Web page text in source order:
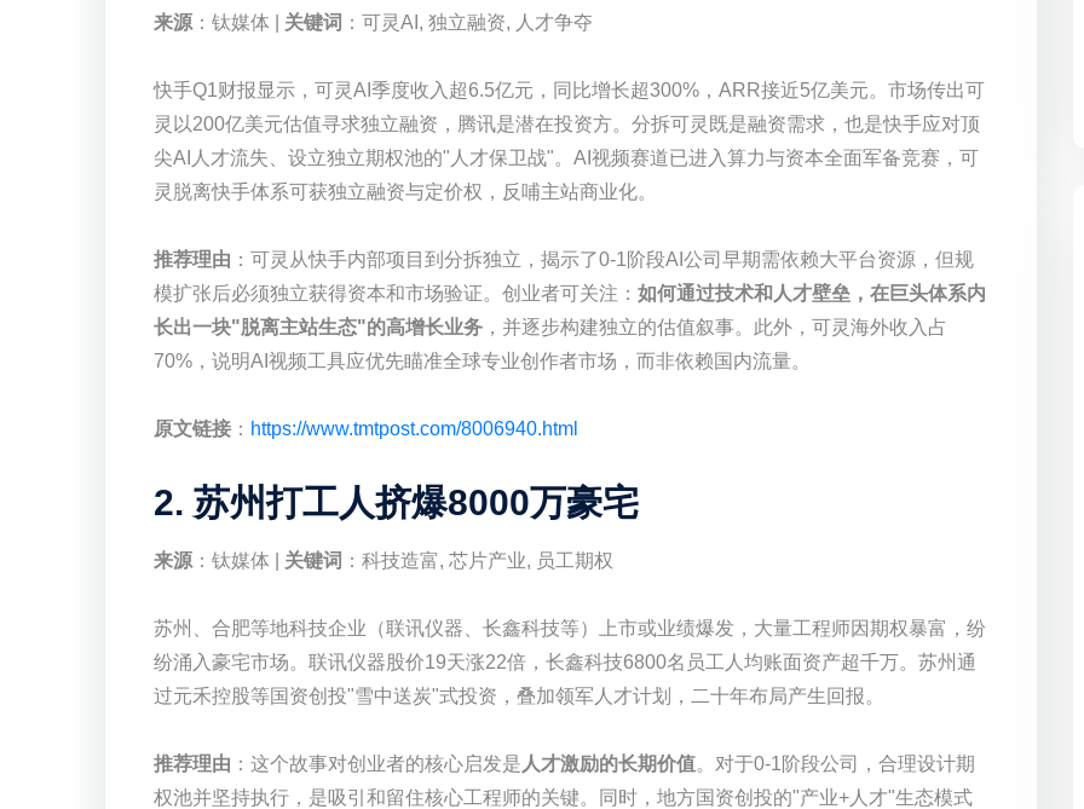
来源 ：钛媒体 | 关键词 ：可灵AI, 独立融资, 人才争夺
快手Q1财报显示，可灵AI季度收入超6.5亿元，同比增长超300%，ARR接近5亿美元。市场传出可
灵以200亿美元估值寻求独立融资，腾讯是潜在投资方。分拆可灵既是融资需求，也是快手应对顶
尖AI人才流失、设立独立期权池的"人才保卫战"。AI视频赛道已进入算力与资本全面军备竞赛，可
灵脱离快手体系可获独立融资与定价权，反哺主站商业化。
推荐理由 ：可灵从快手内部项目到分拆独立，揭示了0-1阶段AI公司早期需依赖大平台资源，但规
模扩张后必须独立获得资本和市场验证。创业者可关注： 如何通过技术和人才壁垒，在巨头体系内
长出一块"脱离主站生态"的高增长业务 ，并逐步构建独立的估值叙事。此外，可灵海外收入占
70%，说明AI视频工具应优先瞄准全球专业创作者市场，而非依赖国内流量。
原文链接 ： https://www.tmtpost.com/8006940.html
2. 苏州打工人挤爆8000万豪宅
来源 ：钛媒体 | 关键词 ：科技造富, 芯片产业, 员工期权
苏州、合肥等地科技企业（联讯仪器、长鑫科技等）上市或业绩爆发，大量工程师因期权暴富，纷
纷涌入豪宅市场。联讯仪器股价19天涨22倍，长鑫科技6800名员工人均账面资产超千万。苏州通
过元禾控股等国资创投"雪中送炭"式投资，叠加领军人才计划，二十年布局产生回报。
推荐理由 ：这个故事对创业者的核心启发是 人才激励的长期价值。对于0-1阶段公司，合理设计期
权池并坚持执行，是吸引和留住核心工程师的关键。同时，地方国资创投的"产业+人才"生态模式